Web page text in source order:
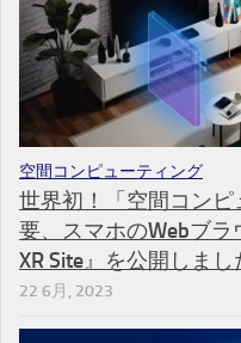
空間コンピューティング
世界初！「空間コン
要、スマホのWebブ
XR Site』を公開しまし
22 6月, 2023